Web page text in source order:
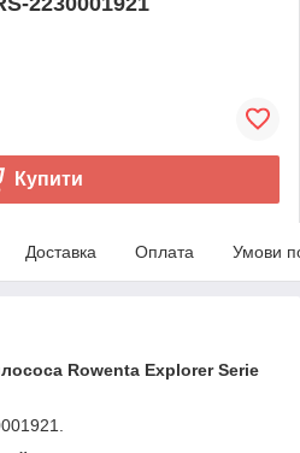
Купити
Доставка Оплата Умови
Rowenta Explorer Serie